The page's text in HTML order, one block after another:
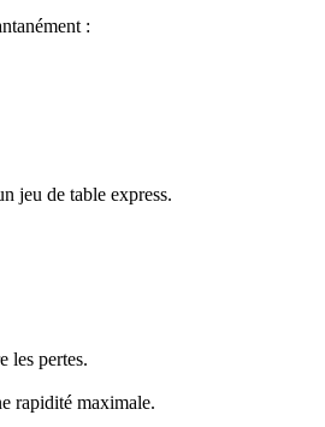
:
jeu de table express.
les pertes.
rapidité maximale.